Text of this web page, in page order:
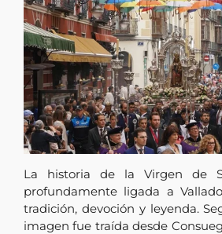
La historia de la Virgen de
profundamente ligada a
tradición, devoción y leyenda.
imagen fue traída desde